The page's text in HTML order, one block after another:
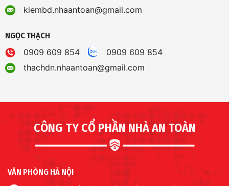
kiembd.nhaantoan@gmail.com
NGỌC THẠCH
0909 609 854
0909 609 854
thachdn.nhaantoan@gmail.com
CÔNG TY CỔ PHẦN NHÀ AN TOÀN
VĂN PHÒNG HÀ NỘI